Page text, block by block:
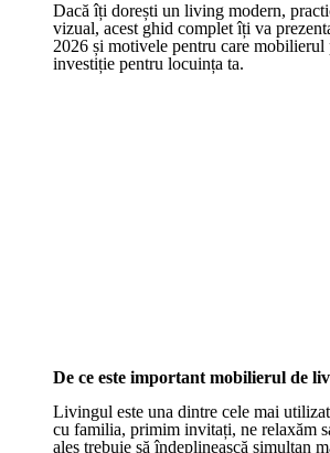
Dacă îți dorești un living modern,
vizual, acest ghid complet îți va
2026 și motivele pentru care mobilierul
investiție pentru locuința ta.
De ce este important mobilierul de
Livingul este una dintre cele mai
cu familia, primim invitați, ne relaxăm
ales trebuie să îndeplinească simultan